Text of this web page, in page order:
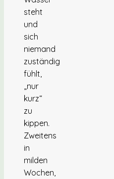
steht
und
sich
niemand
zuständig
fühlt,
„nur
kurz“
zu
kippen.
Zweitens
in
milden
Wochen,